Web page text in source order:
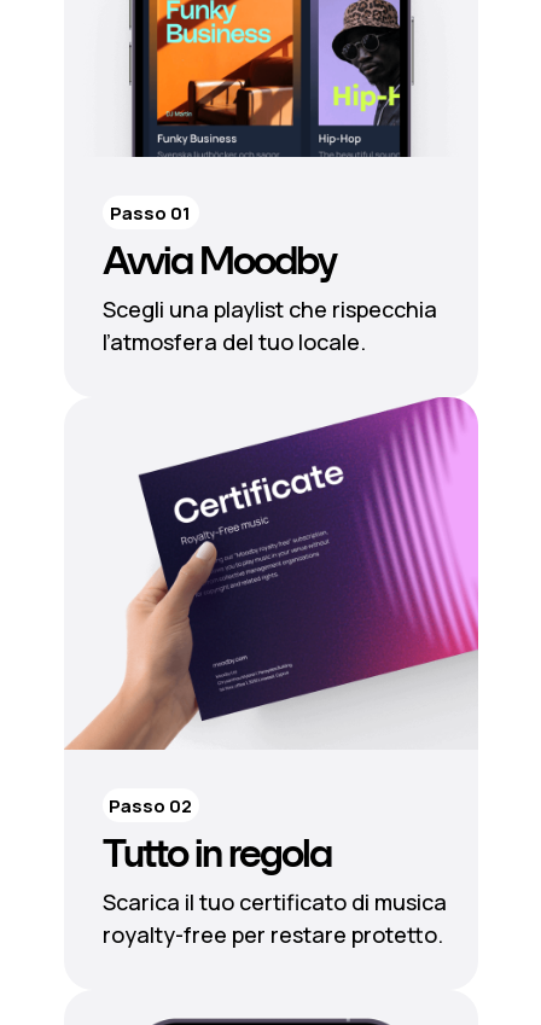
Avvia Moodby
Scegli una playlist che rispecchia
l’atmosfera del tuo locale.
Passo 01
Tutto in regola
Scarica il tuo certificato di musica
royalty-free per restare protetto.
Passo 02